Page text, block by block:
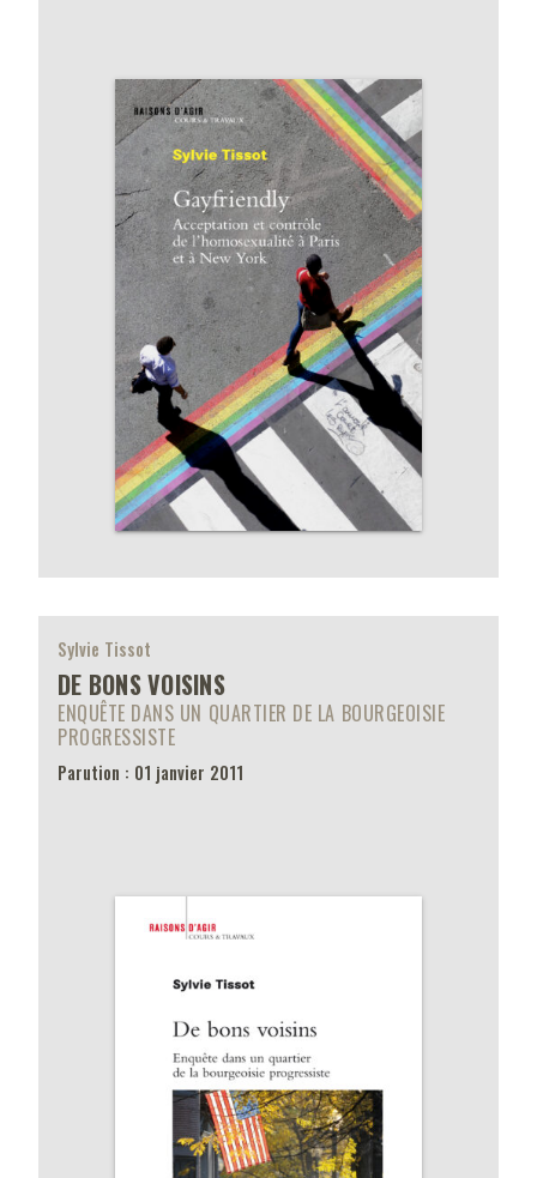
Sylvie Tissot
DE BONS VOISINS
ENQUÊTE DANS UN QUARTIER DE LA BOURGEOISIE
PROGRESSISTE
Parution : 01 janvier 2011